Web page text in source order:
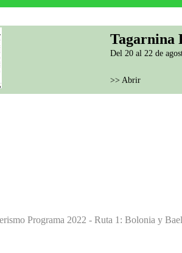
Tagarnina
Del 20 al 22 de
>> Abrir
Programa 2022 - Ruta 1: Bolonia y